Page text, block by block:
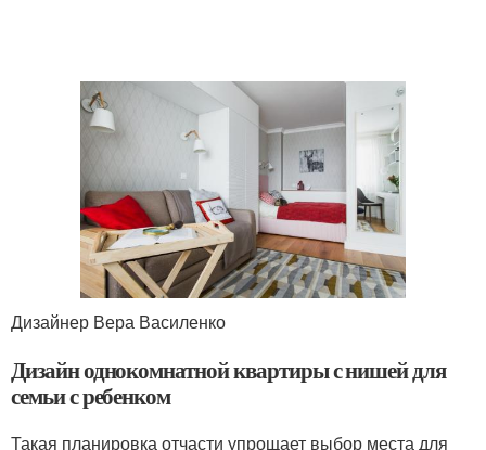
Дизайнер Вера Василенко
Дизайн однокомнатной квартиры с нишей для
семьи с ребенком
Такая планировка отчасти упрощает выбор места для